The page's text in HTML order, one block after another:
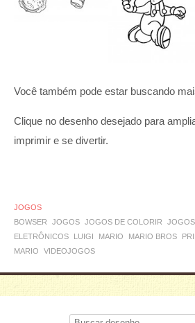
Você também pode estar buscando
Clique no desenho desejado para
imprimir e se divertir.
JOGOS
BOWSER
JOGOS JOGOS DE COLORIR
JOGOS
ELETRÔNICOS
LUIGI MARIO MARIO BROS
MARIO
VIDEOJOGOS
Procurar